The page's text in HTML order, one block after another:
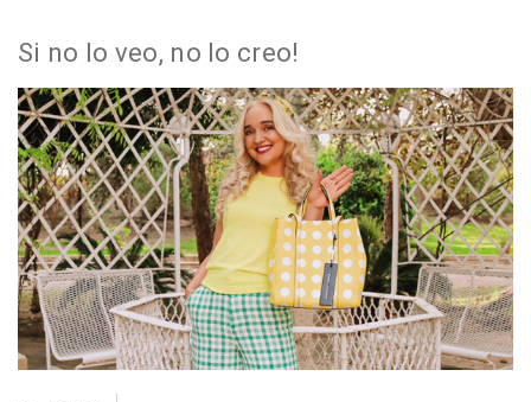
Si no lo veo, no lo creo!